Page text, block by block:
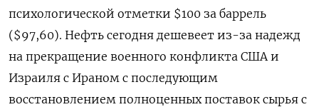
психологической отметки $100 за баррель
($97,60). Нефть ‌сегодня дешевеет из-за надежд
на прекращение военного конфликта США и
Израиля с Ираном с последующим
восстановлением полноценных ​поставок сырья с